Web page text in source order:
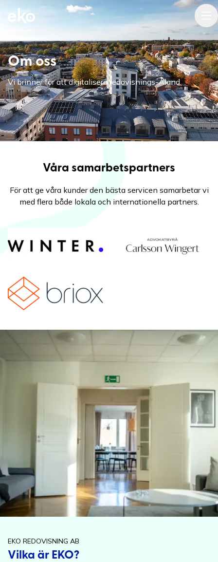
Hoppa
huvudinnehåll
EKO Redovisning
Om oss
Vi brinner för att digitalisera redovisnings-Åland.
Våra samarbetspartners
För att ge våra kunder den bästa servicen samarbetar vi
med flera både lokala och internationella partners.
winter Advokatbyrå
Briox
EKO REDOVISNING AB
Vilka är EKO?